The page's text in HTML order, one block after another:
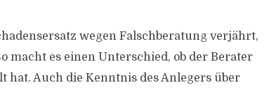
wegen Falschberatung verjährt,
macht es einen Unterschied, ob der Berater
Auch die Kenntnis des Anlegers über